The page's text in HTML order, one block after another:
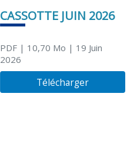
CASSOTTE JUIN 2026
PDF| 10,70 Mo | 19 Juin
2026
Télécharger